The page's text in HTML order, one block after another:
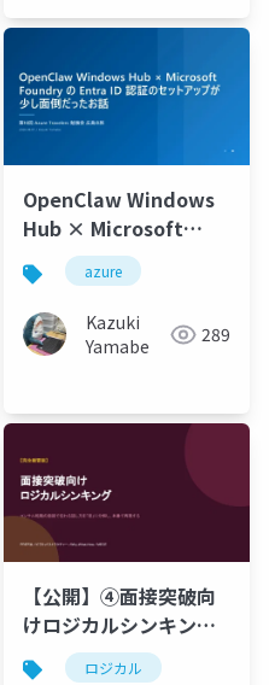
OpenClaw Windows
Hub × Microsoft
Foundry の Entra ID
認証のセットアップが
少し面倒だったお話
azure
Kazuki
Yamabe
289
azure microsoft
【公開】④面接突破向
けロジカルシンキン
グ.pptxロジカル